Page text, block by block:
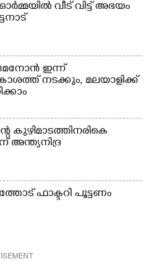
ഓർമ്മയിൽ വീട് വിട്ട് അഭയം
ഇന്ന്
നടക്കും, മലയാളിക്ക്
കുഴിമാടത്തിനരികെ
അന്ത്യനിദ്ര
ഫാക്ടറി പൂട്ടണം